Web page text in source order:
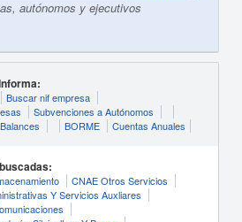
autónomos y ejecutivos
Buscar nif empresa
Subvenciones a Autónomos
BORME Cuentas Anuales
CNAE Otros Servicios
Y Servicios Auxliares